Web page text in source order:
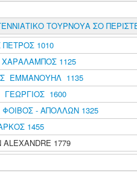
ΤΟΥΡΝΟΥΑ ΣΟ
1010
1125
ΕΜΜΑΝΟΥΗΛ 1135
1600
- ΑΠΟΛΛΩΝ 1325
1455
ALEXANDRE 1779